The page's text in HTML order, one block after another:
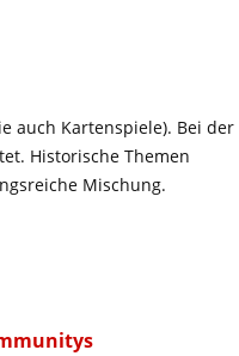
auch Kartenspiele). Bei der
Historische Themen
Mischung.